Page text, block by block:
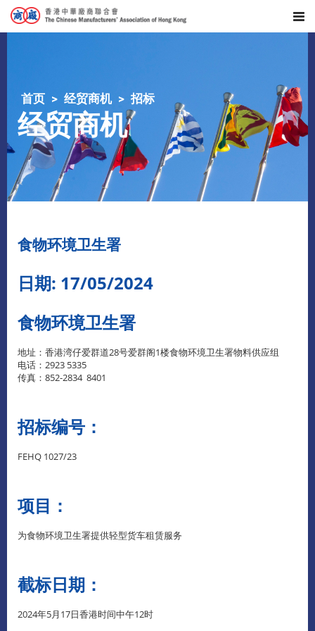
首页 经贸商机 招标
经贸商机
​食物环境卫生署
日期: 17/05/2024
食物环境卫生署
地址：香港湾仔爱群道28号爱群阁1楼食物环境卫生署物料供应组
电话：2923 5335
传真：852-2834 8401
招标编号：
FEHQ 1027/23
项目：
为食物环境卫生署提供轻型货车租赁服务
截标日期：
2024年5月17日香港时间中午12时